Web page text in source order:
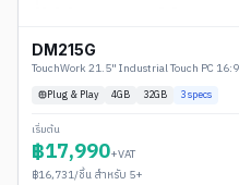
DM215G
TouchWork 21.5" Industrial Touch PC
Plug & Play 4GB 32GB 3specs
เริ่มต้น
฿17,990+VAT
฿16,731/ชิ้น สำหรับ 5+